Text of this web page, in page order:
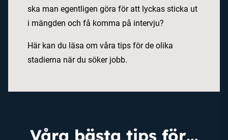
ska man egentligen göra för att lyckas sticka ut
i mängden och få komma på intervju?
Här kan du läsa om våra tips för de olika
stadierna när du söker jobb.
Våra bästa tips för…